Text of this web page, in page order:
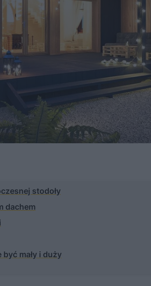
stodoły
dachem
mały i duży